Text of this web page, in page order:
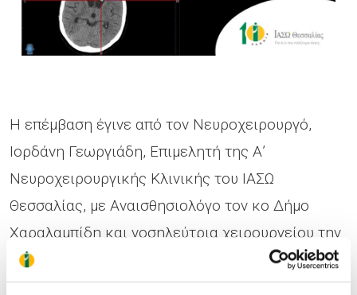
Η επέμβαση έγινε από τον Νευροχειρουργό,
Ιορδάνη Γεωργιάδη, Επιμελητή της Α’
Νευροχειρουργικής Κλινικής του ΙΑΣΩ
Θεσσαλίας, με Αναισθησιολόγο τον κο Δήμο
Χαραλαμπίδη και νοσηλεύτρια χειρουργείου την
κα Ελένη Παγάνα.